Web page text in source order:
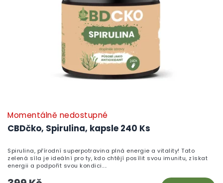
CBDčko, Spirulina, kapsle 240 Ks
Momentálně nedostupné
Spirulina, přírodní superpotravina plná energie a vitality! Tato
zelená síla je ideální pro ty, kdo chtějí posílit svou imunitu, získat
energii a podpořit svou kondici....